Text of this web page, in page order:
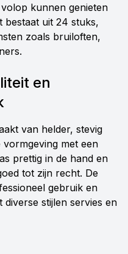
kunnen genieten
bestaat uit 24 stuks,
zoals bruiloften,
en
van helder, stevig
vormgeving met een
prettig in de hand en
tot zijn recht. De
gebruik en
stijlen servies en